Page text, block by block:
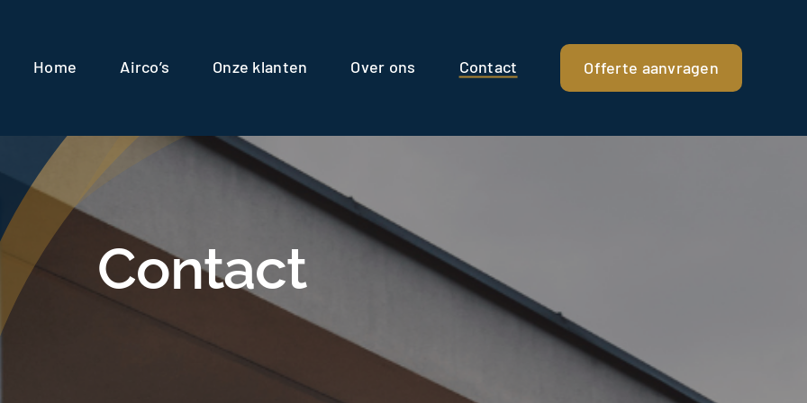
Home Airco’s Onze klanten Over ons Contact Offerte aanvragen
Contact